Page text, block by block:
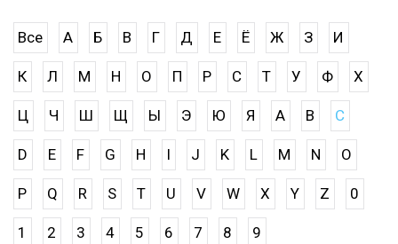
Все А Б В Г Д Е Ё Ж З И
К Л М Н О П Р С Т У Ф Х
Ц Ч Ш Щ Ы Э Ю Я A B C
D E F G H I J K L M N O
P Q R S T U V W X Y Z 0
1 2 3 4 5 6 7 8 9